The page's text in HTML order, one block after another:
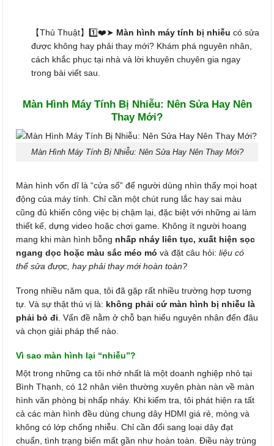
【Thủ Thuật】1️⃣❤️➤ Màn hình máy tính bị nhiễu có sửa
được không hay phải thay mới? Khám phá nguyên nhân,
cách khắc phục tại nhà và lời khuyên chuyên gia ngay
trong bài viết sau.
Màn Hình Máy Tính Bị Nhiễu: Nên Sửa Hay Nên
Thay Mới?
Màn Hình Máy Tính Bị Nhiễu: Nên Sửa Hay Nên Thay Mới?
Màn hình vốn dĩ là “cửa sổ” để người dùng nhìn thấy mọi hoạt
động của máy tính. Chỉ cần một chút rung lắc hay sai màu
cũng đủ khiến công việc bị chậm lại, đặc biệt với những ai làm
thiết kế, dựng video hoặc chơi game. Không ít người hoang
mang khi màn hình bỗng nhấp nháy liên tục, xuất hiện sọc
ngang dọc hoặc màu sắc méo mó và đặt câu hỏi: liệu có
thể sửa được, hay phải thay mới hoàn toàn?
Trong nhiều năm qua, tôi đã gặp rất nhiều trường hợp tương
tự. Và sự thật thú vị là: không phải cứ màn hình bị nhiễu là
phải bỏ đi . Vấn đề nằm ở chỗ bạn hiểu nguyên nhân đến đâu
và chọn giải pháp thế nào.
Vì sao màn hình lại “nhiễu”?
Một trong những ca tôi nhớ nhất là một doanh nghiệp nhỏ tại
Bình Thạnh, có 12 nhân viên thường xuyên phàn nàn về màn
hình văn phòng bị nhấp nháy. Khi kiểm tra, tôi phát hiện ra tất
cả các màn hình đều dùng chung dây HDMI giá rẻ, mỏng và
không có lớp chống nhiễu. Chỉ cần đổi sang loại dây đạt
chuẩn, tình trạng biến mất gần như hoàn toàn. Điều này trùng